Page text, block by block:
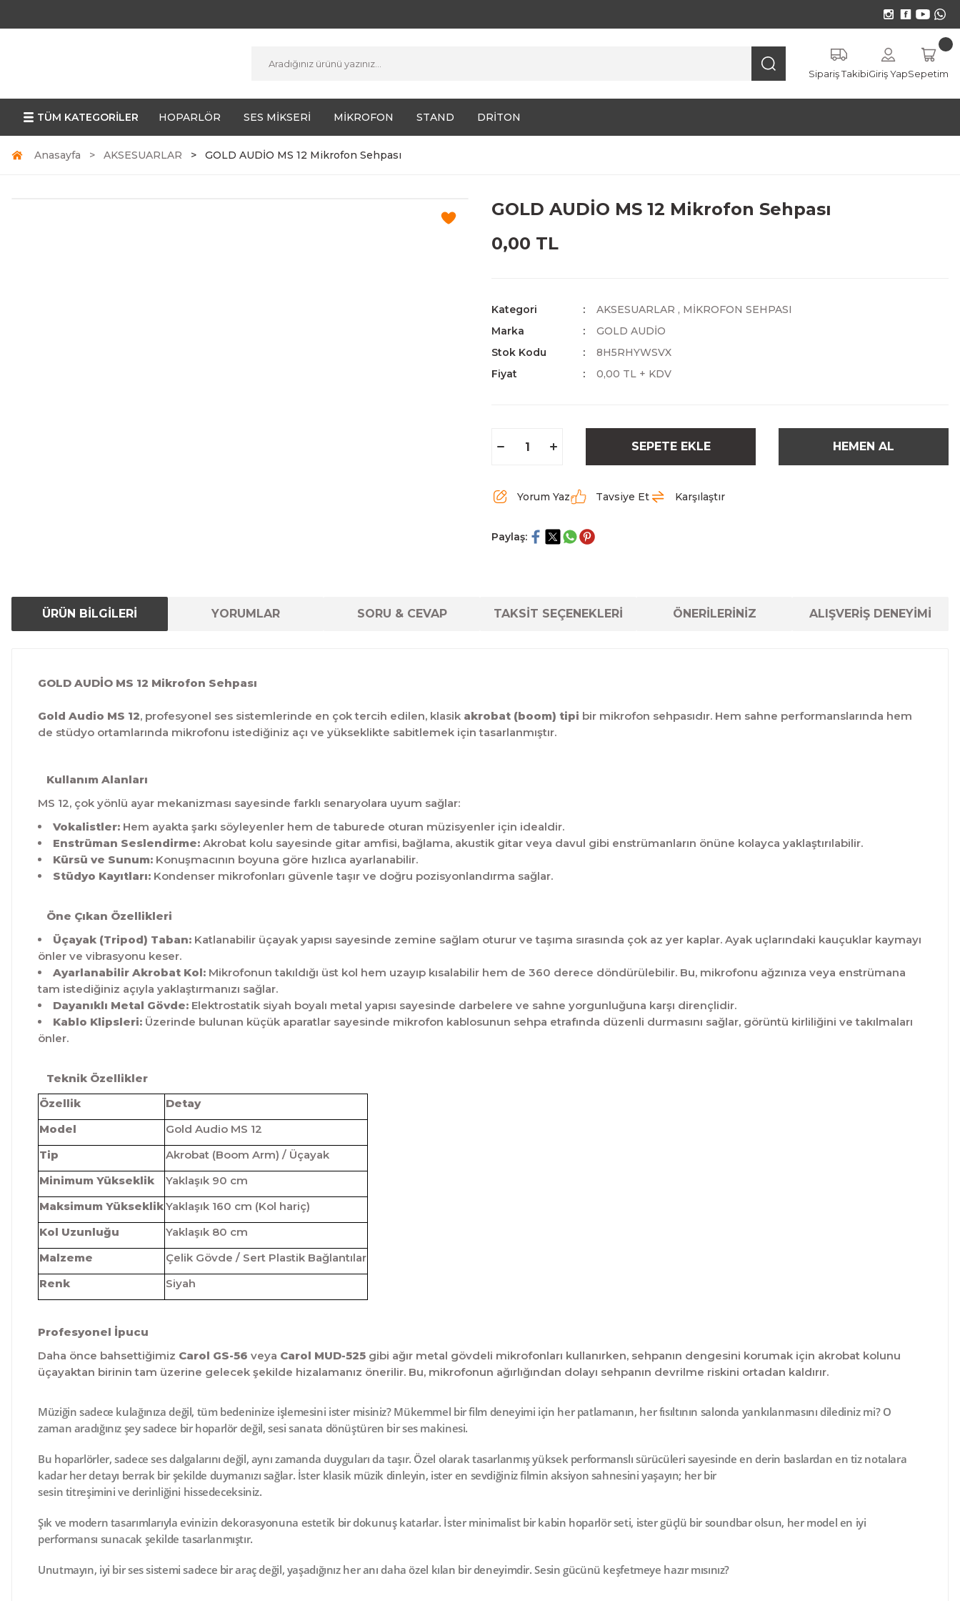
Sipariş TakibiGiriş YapSepetim
TÜM KATEGORİLER HOPARLÖR SES MİKSERİ MİKROFON STAND DRİTON
Anasayfa AKSESUARLAR GOLD AUDİO MS 12 Mikrofon Sehpası
GOLD AUDİO MS 12 Mikrofon Sehpası
0,00 TL
Kategori AKSESUARLAR , MİKROFON SEHPASI
Marka
GOLD AUDİO
Stok Kodu
8H5RHYWSVX
Fiyat
0,00 TL + KDV
SEPETE EKLE HEMEN AL
Yorum Yaz Tavsiye Et Karşılaştır
Paylaş:
ÜRÜN BİLGİLERİ YORUMLAR SORU & CEVAP TAKSİT SEÇENEKLERİ ÖNERİLERİNİZ ALIŞVERİŞ DENEYİMİ
GOLD AUDİO MS 12 Mikrofon Sehpası
Gold Audio MS 12, profesyonel ses sistemlerinde en çok tercih edilen, klasik akrobat (boom) tipi bir mikrofon sehpasıdır. Hem sahne performanslarında hem
de stüdyo ortamlarında mikrofonu istediğiniz açı ve yükseklikte sabitlemek için tasarlanmıştır.
Kullanım Alanları
MS 12, çok yönlü ayar mekanizması sayesinde farklı senaryolara uyum sağlar:
Vokalistler: Hem ayakta şarkı söyleyenler hem de taburede oturan müzisyenler için idealdir.
Enstrüman Seslendirme: Akrobat kolu sayesinde gitar amfisi, bağlama, akustik gitar veya davul gibi enstrümanların önüne kolayca yaklaştırılabilir.
Kürsü ve Sunum: Konuşmacının boyuna göre hızlıca ayarlanabilir.
Stüdyo Kayıtları: Kondenser mikrofonları güvenle taşır ve doğru pozisyonlandırma sağlar.
Öne Çıkan Özellikleri
Üçayak (Tripod) Taban: Katlanabilir üçayak yapısı sayesinde zemine sağlam oturur ve taşıma sırasında çok az yer kaplar. Ayak uçlarındaki kauçuklar kaymayı
önler ve vibrasyonu keser.
Ayarlanabilir Akrobat Kol: Mikrofonun takıldığı üst kol hem uzayıp kısalabilir hem de 360 derece döndürülebilir. Bu, mikrofonu ağzınıza veya enstrümana
tam istediğiniz açıyla yaklaştırmanızı sağlar.
Dayanıklı Metal Gövde: Elektrostatik siyah boyalı metal yapısı sayesinde darbelere ve sahne yorgunluğuna karşı dirençlidir.
Kablo Klipsleri: Üzerinde bulunan küçük aparatlar sayesinde mikrofon kablosunun sehpa etrafında düzenli durmasını sağlar, görüntü kirliliğini ve takılmaları
önler.
Teknik Özellikler
Özellik
Detay
Model
Gold Audio MS 12
Tip
Akrobat (Boom Arm) / Üçayak
Minimum Yükseklik
Yaklaşık 90 cm
Maksimum YükseklikYaklaşık 160 cm (Kol hariç)
Kol Uzunluğu
Yaklaşık 80 cm
Malzeme
Çelik Gövde / Sert Plastik Bağlantılar
Renk
Siyah
Profesyonel İpucu
Daha önce bahsettiğimiz Carol GS-56 veya Carol MUD-525 gibi ağır metal gövdeli mikrofonları kullanırken, sehpanın dengesini korumak için akrobat kolunu
üçayaktan birinin tam üzerine gelecek şekilde hizalamanız önerilir. Bu, mikrofonun ağırlığından dolayı sehpanın devrilme riskini ortadan kaldırır.
Müziğin sadece kulağınıza değil, tüm bedeninize işlemesini ister misiniz? Mükemmel bir film deneyimi için her patlamanın, her fısıltının salonda yankılanmasını dilediniz mi? O
zaman aradığınız şey sadece bir hoparlör değil, sesi sanata dönüştüren bir ses makinesi.
Bu hoparlörler, sadece ses dalgalarını değil, aynı zamanda duyguları da taşır. Özel olarak tasarlanmışyüksek performanslı sürücüleri sayesinde en derin baslardan en tiz notalara
kadar her detayı berrak bir şekilde duymanızı sağlar. İster klasik müzik dinleyin, ister en sevdiğiniz filmin aksiyon sahnesini yaşayın; her bir
sesin titreşimini ve derinliğini hissedeceksiniz.
Şık ve modern tasarımlarıyla evinizin dekorasyonuna estetik bir dokunuş katarlar. İster minimalist bir kabin hoparlör seti, ister güçlü bir soundbar olsun, her model en iyi
performansı sunacak şekilde tasarlanmıştır.
Unutmayın, iyi bir ses sistemi sadece bir araç değil, yaşadığınız her anı daha özel kılan bir deneyimdir. Sesin gücünü keşfetmeye hazır mısınız?